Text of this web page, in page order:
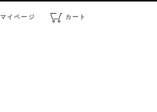
マイページ カート